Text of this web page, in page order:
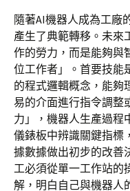
隨著AI機器人成為工廠
產生了典範轉移。未來
作的勞力，而是能夠與
位工作者」。首要技能
的程式邏輯概念，能夠
易的介面進行指令調整
力」，機器人生產過程
儀錶板中辨識關鍵指標
據數據做出初步的改善
工必須從單一工作站的
解，明白自己與機器人